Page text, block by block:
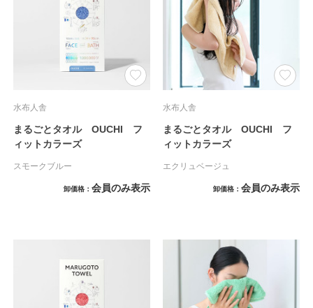
水布人舎
まるごとタオル OUCHI フ
ィットカラーズ
スモークブルー
卸価格 会員のみ表示
水布人舎
まるごとタオル OUCHI フ
ィットカラーズ
エクリュベージュ
卸価格 会員のみ表示